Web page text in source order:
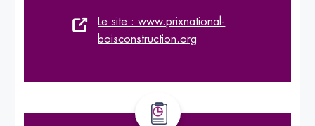
Le site : www.prixnational-
boisconstruction.org